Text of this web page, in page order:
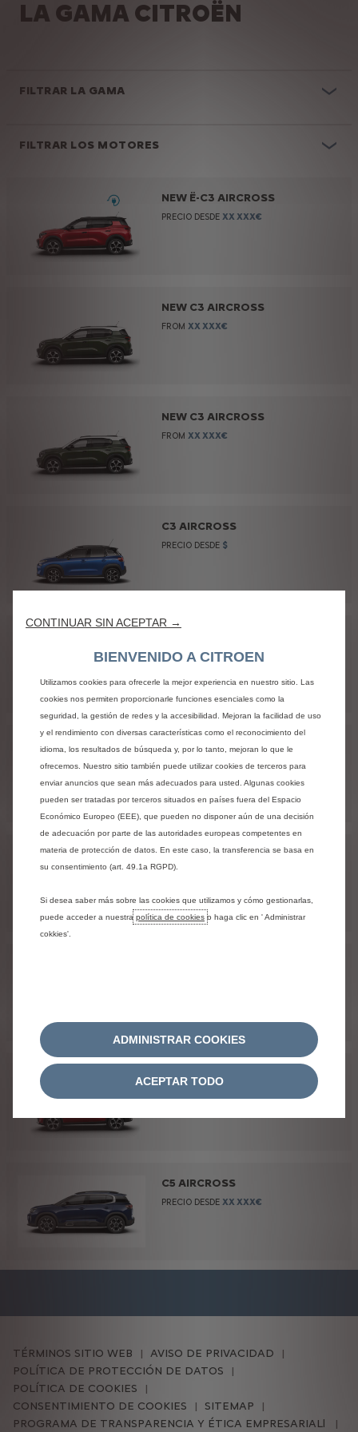
LA GAMA CITROËN
FILTRAR LA GAMA
FILTRAR LOS MOTORES
NEW Ë-C3 AIRCROSS
PRECIO DESDE XX XXX€
NEW C3 AIRCROSS
FROM XX XXX€
NEW C3 AIRCROSS
FROM XX XXX€
C3 AIRCROSS
PRECIO DESDE $
NEW BERLINGO
NEW BERLINGO VAN
PRECIO DESDE
C5 AIRCROSS
PRECIO DESDE XX XXX€
TÉRMINOS SITIO WEB
AVISO DE PRIVACIDAD
POLÍTICA DE PROTECCIÓN DE DATOS
POLÍTICA DE COOKIES
CONSENTIMIENTO DE COOKIES
SITEMAP
PROGRAMA DE TRANSPARENCIA Y ÉTICA EMPRESARIALl
CONTINUAR SIN ACEPTAR →
BIENVENIDO A CITROEN
Utilizamos cookies para ofrecerle la mejor experiencia en nuestro sitio. Las
cookies nos permiten proporcionarle funciones esenciales como la
seguridad, la gestión de redes y la accesibilidad. Mejoran la facilidad de uso
y el rendimiento con diversas características como el reconocimiento del
idioma, los resultados de búsqueda y, por lo tanto, mejoran lo que le
ofrecemos. Nuestro sitio también puede utilizar cookies de terceros para
enviar anuncios que sean más adecuados para usted. Algunas cookies
pueden ser tratadas por terceros situados en países fuera del Espacio
Económico Europeo (EEE), que pueden no disponer aún de una decisión
de adecuación por parte de las autoridades europeas competentes en
materia de protección de datos. En este caso, la transferencia se basa en
su consentimiento (art. 49.1a RGPD).
Si desea saber más sobre las cookies que utilizamos y cómo gestionarlas,
puede acceder a nuestra política de cookies o haga clic en ' Administrar
cokkies'.
ADMINISTRAR COOKIES
ACEPTAR TODO